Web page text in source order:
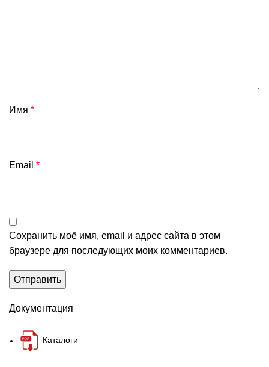
Имя *
Email *
Сохранить моё имя, email и адрес сайта в этом
браузере для последующих моих комментариев.
Документация
Каталоги